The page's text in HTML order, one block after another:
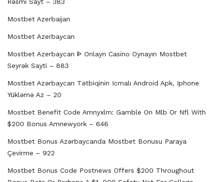
Mostbet Azerbaijan
Mostbet Azerbaycan
Mostbet Azerbaycan ᐈ Onlayn Casino Oynayın Mostbet
Seyrək Sayti – 883
Mostbet Azərbaycan Tətbiqinin Icmalı Android Apk, Iphone
Yükləmə Az – 20
Mostbet Benefit Code Amnyxlm: Gamble On Mlb Or Nfl With
$200 Bonus Amnewyork – 646
Mostbet Bonus Azərbaycanda Mostbet Bonusu Paraya
Çevirme – 922
Mostbet Bonus Code Postnews Offers $200 Throughout